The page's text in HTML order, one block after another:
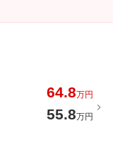
64.8万円
55.8万円